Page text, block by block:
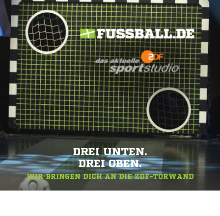
DREI UNTEN.
DREI OBEN.
WIR BRINGEN DICH AN DIE ZDF-TORWAND